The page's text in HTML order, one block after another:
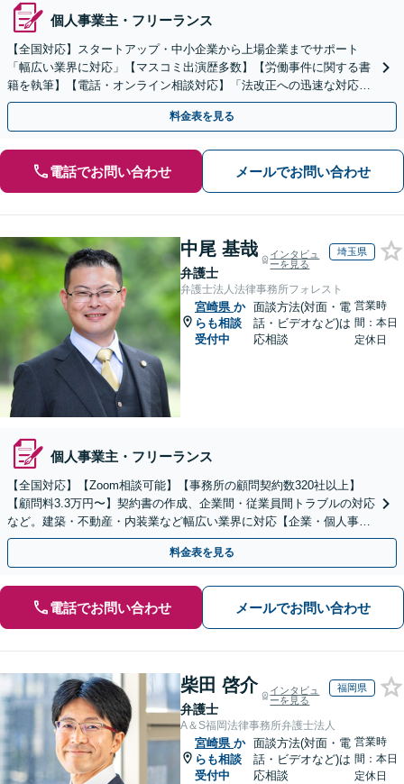
個人事業主・フリーランス
【全国対応】スタートアップ・中小企業から上場企業までサポート
「幅広い業界に対応」【マスコミ出演歴多数】【労働事件に関する書
籍を執筆】【電話・オンライン相談対応】「法改正への迅速な対応」
「労務環境の整備でトラブルを未然に防ぐ」
料金表を見る
電話でお問い合わせ メールでお問い合わせ
中尾 基哉
弁護士
インタビュ
ーを見る
埼玉県
弁護士法人法律事務所フォレスト
宮崎県 か
らも相談
受付中
面談方法(対面・電
話・ビデオなど)は
応相談
営業時
間：本日
定休日
個人事業主・フリーランス
【全国対応】【Zoom相談可能】【事務所の顧問契約数320社以上】
【顧問料3.3万円〜】契約書の作成、企業間・従業員間トラブルの対応
など。建築・不動産・内装業など幅広い業界に対応【企業・個人事業
主の方初回面談無料】
料金表を見る
電話でお問い合わせ メールでお問い合わせ
柴田 啓介
弁護士
インタビュ
ーを見る
福岡県
A＆S福岡法律事務所弁護士法人
宮崎県 か
らも相談
受付中
面談方法(対面・電
話・ビデオなど)は
応相談
営業時
間：本日
定休日